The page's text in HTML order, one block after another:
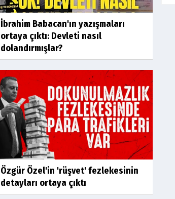
İbrahim Babacan'ın yazışmaları
ortaya çıktı: Devleti nasıl
dolandırmışlar?
Özgür Özel'in 'rüşvet' fezlekesinin
detayları ortaya çıktı